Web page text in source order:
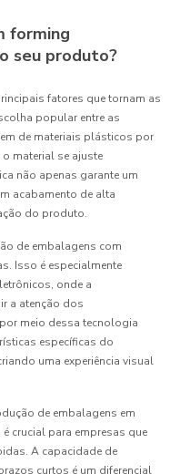
forming
seu produto?
fatores que tornam as
popular entre as
de materiais plásticos por
material se ajuste
não apenas garante um
acabamento de alta
do produto.
de embalagens com
Isso é especialmente
onde a
a atenção dos
meio dessa tecnologia
específicas do
uma experiência visual
de embalagens em
crucial para empresas que
A capacidade de
curtos é um diferencial